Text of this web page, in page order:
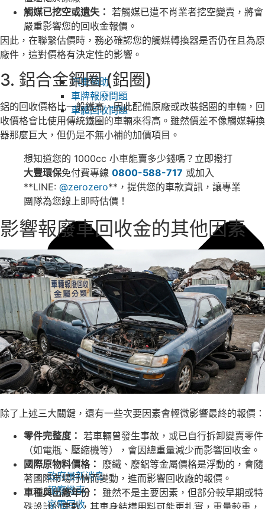
汽車補助
車牌報廢問題
車體回收問題
政府最新消息
報廢機車
家電回收
觸媒已挖空或遺失： 若觸媒已遭不肖業者挖空變賣，將會
嚴重影響您的回收金報價。
因此，在聯繫估價時，務必確認您的觸媒轉換器是否仍在且為原
廠件，這對價格有決定性的影響。
3. 鋁合金鋼圈 (鋁圈)
鋁的回收價格比一般鐵高，因此配備原廠或改裝鋁圈的車輛，回
收價格會比使用傳統鐵圈的車輛來得高。雖然價差不像觸媒轉換
器那麼巨大，但仍是不無小補的加價項目。
想知道您的 1000cc 小車能賣多少錢嗎？立即撥打
大豐環保免付費專線 0800-588-717 或加入
**LINE: @zerozero**，提供您的車款資訊，讓專業
團隊為您線上即時估價！
影響報廢車回收金的其他因素
除了上述三大關鍵，還有一些次要因素會輕微影響最終的報價：
零件完整度： 若車輛曾發生事故，或已自行拆卸變賣零件
（如電瓶、壓縮機等），會因總重量減少而影響回收金。
國際原物料價格： 廢鐵、廢鋁等金屬價格是浮動的，會隨
著國際市場行情而變動，進而影響回收廠的報價。
車種與出廠年份： 雖然不是主要因素，但部分較早期或特
殊設計的車款，其車身結構用料可能更扎實，重量較重，